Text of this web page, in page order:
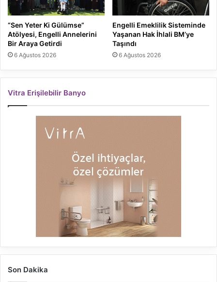
“Sen Yeter Ki Gülümse”
Atölyesi, Engelli Annelerini
Bir Araya Getirdi
6 Ağustos 2026
Engelli Emeklilik Sisteminde
Yaşanan Hak İhlali BM’ye
Taşındı
6 Ağustos 2026
Vitra Erişilebilir Banyo
Son Dakika